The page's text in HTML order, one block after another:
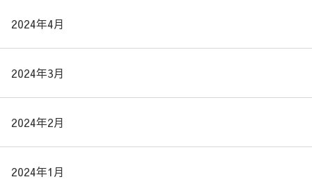
2024年4月
2024年3月
2024年2月
2024年1月